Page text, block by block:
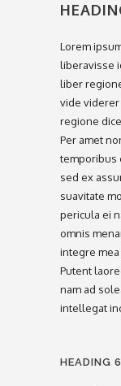
Lorem
liberavisse
liber
vide viderer
regione
Per amet
temporibus
sed ex
suavitate
pericula ei
omnis
integre
Putent
nam ad
intellegat
HEADING 6